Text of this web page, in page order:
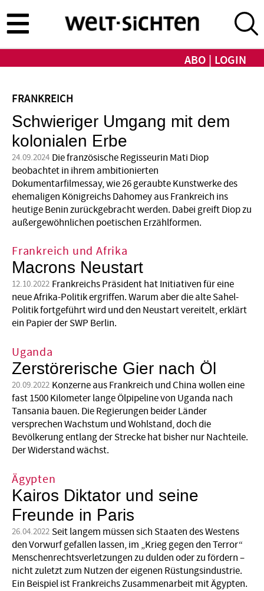
zum
Inhalt
ABO LOGIN
FRANKREICH
Schwieriger Umgang mit dem
kolonialen Erbe
24.09.2024 Die französische Regisseurin Mati Diop
beobachtet in ihrem ambitionierten
Dokumentarfilmessay, wie 26 geraubte Kunstwerke des
ehemaligen Königreichs Dahomey aus Frankreich ins
heutige Benin zurückgebracht werden. Dabei greift Diop zu
außergewöhnlichen poetischen Erzählformen.
Frankreich und Afrika
Macrons Neustart
12.10.2022 Frankreichs Präsident hat Initiativen für eine
neue Afrika-Politik ergriffen. Warum aber die alte Sahel-
Politik fortgeführt wird und den Neustart vereitelt, erklärt
ein Papier der SWP Berlin.
Uganda
Zerstörerische Gier nach Öl
20.09.2022 Konzerne aus Frankreich und China wollen eine
fast 1500 Kilometer lange Ölpipeline von Uganda nach
Tansania bauen. Die Regierungen beider Länder
versprechen Wachstum und Wohlstand, doch die
Bevölkerung entlang der Strecke hat bisher nur Nachteile.
Der Widerstand wächst.
Ägypten
Kairos Diktator und seine
Freunde in Paris
26.04.2022 Seit langem müssen sich Staaten des Westens
den Vorwurf gefallen lassen, im „Krieg gegen den Terror“
Menschenrechtsverletzungen zu dulden oder zu fördern –
nicht zuletzt zum Nutzen der eigenen Rüstungs­industrie.
Ein Beispiel ist Frankreichs Zusammenarbeit mit Ägypten.